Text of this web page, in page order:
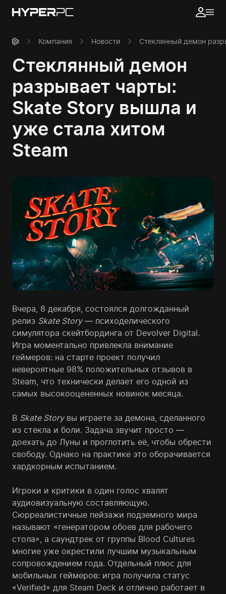
Компания Новости Стеклянный демон
Стеклянный демон
разрывает чарты:
Skate Story вышла и
уже стала хитом
Steam
Вчера, 8 декабря, состоялся долгожданный
релиз Skate Story— психоделического
симулятора скейтбординга от Devolver Digital.
Игра моментально привлекла внимание
геймеров: на старте проект получил
невероятные 98% положительных отзывов в
Steam, что технически делает его одной из
самых высокооцененных новинок месяца.
В Skate Storyвы играете за демона, сделанного
из стекла и боли. Задача звучит просто —
доехать до Луны и проглотить её, чтобы обрести
свободу. Однако на практике это оборачивается
хардкорным испытанием.
Игроки и критики в один голос хвалят
аудиовизуальную составляющую.
Сюрреалистичные пейзажи подземного мира
называют «генератором обоев для рабочего
стола», а саундтрек от группы Blood Cultures
многие уже окрестили лучшим музыкальным
сопровождением года. Отдельный плюс для
мобильных геймеров: игра получила статус
«Verified» для Steam Deck и отлично работает в